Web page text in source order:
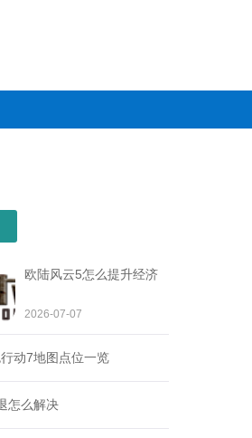
欧陆风云5怎么提升经济
2026-07-07
动7地图点位一览
怎么解决